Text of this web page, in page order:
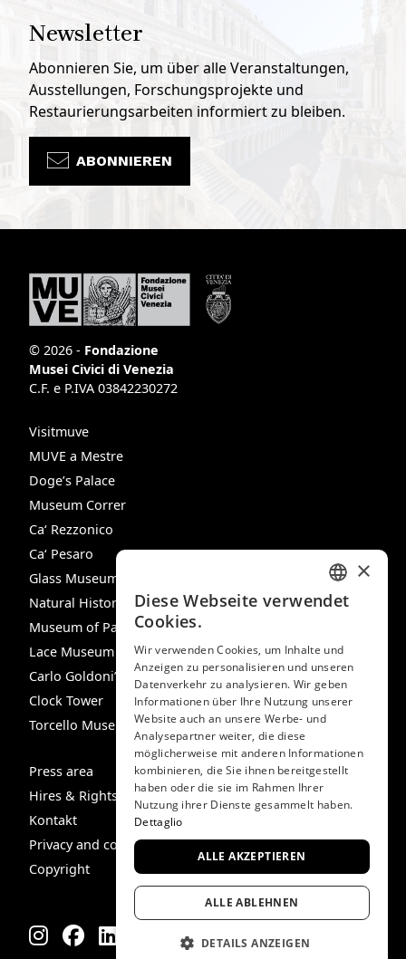
Newsletter
Abonnieren Sie, um über alle Veranstaltungen,
Ausstellungen, Forschungsprojekte und
Restaurierungsarbeiten informiert zu bleiben.
ABONNIEREN
© 2026 - Fondazione
Musei Civici di Venezia
C.F. e P.IVA 03842230272
Visitmuve
MUVE a Mestre
Doge’s Palace
Museum Correr
Ca‘ Rezzonico
Ca‘ Pesaro
Glass Museum
Natural History Museum
Museum of Palazzo Mocenigo
Lace Museum
Carlo Goldoni’s House
Clock Tower
Torcello Museum
Press area
Hires & Rights
Kontakt
Privacy and cookie policy
Copyright
ITALIAN
SPANISH
GERMAN
×
Diese Webseite verwendet
Cookies.
Wir verwenden Cookies, um Inhalte und
Anzeigen zu personalisieren und unseren
Datenverkehr zu analysieren. Wir geben
Informationen über Ihre Nutzung unserer
Website auch an unsere Werbe- und
Analysepartner weiter, die diese
möglicherweise mit anderen Informationen
kombinieren, die Sie ihnen bereitgestellt
haben oder die sie im Rahmen Ihrer
Nutzung ihrer Dienste gesammelt haben.
Dettaglio
ALLE AKZEPTIEREN
ALLE ABLEHNEN
DETAILS ANZEIGEN